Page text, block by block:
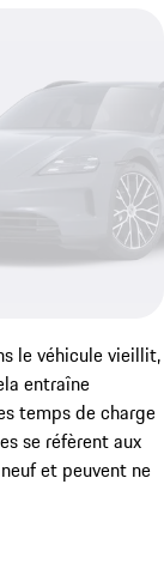
le véhicule vieillit,
entraîne
temps de charge
se réfèrent aux
et peuvent ne